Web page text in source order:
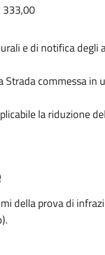
333,00
e di notifica degli
commessa
la riduzione
della prova di